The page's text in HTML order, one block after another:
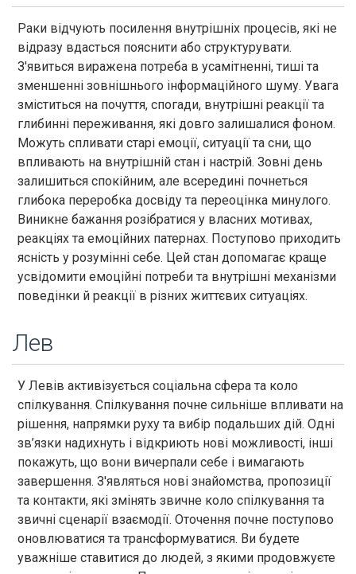
Раки відчують посилення внутрішніх процесів, які не
відразу вдасться пояснити або структурувати.
З'явиться виражена потреба в усамітненні, тиші та
зменшенні зовнішнього інформаційного шуму. Увага
зміститься на почуття, спогади, внутрішні реакції та
глибинні переживання, які довго залишалися фоном.
Можуть спливати старі емоції, ситуації та сни, що
впливають на внутрішній стан і настрій. Зовні день
залишиться спокійним, але всередині почнеться
глибока переробка досвіду та переоцінка минулого.
Виникне бажання розібратися у власних мотивах,
реакціях та емоційних патернах. Поступово приходить
ясність у розумінні себе. Цей стан допомагає краще
усвідомити емоційні потреби та внутрішні механізми
поведінки й реакції в різних життєвих ситуаціях.
Лев
У Левів активізується соціальна сфера та коло
спілкування. Спілкування почне сильніше впливати на
рішення, напрямки руху та вибір подальших дій. Одні
зв’язки надихнуть і відкриють нові можливості, інші
покажуть, що вони вичерпали себе і вимагають
завершення. З'являться нові знайомства, пропозиції
та контакти, які змінять звичне коло спілкування та
звичні сценарії взаємодії. Оточення почне поступово
оновлюватися та трансформуватися. Ви будете
уважніше ставитися до людей, з якими продовжуєте